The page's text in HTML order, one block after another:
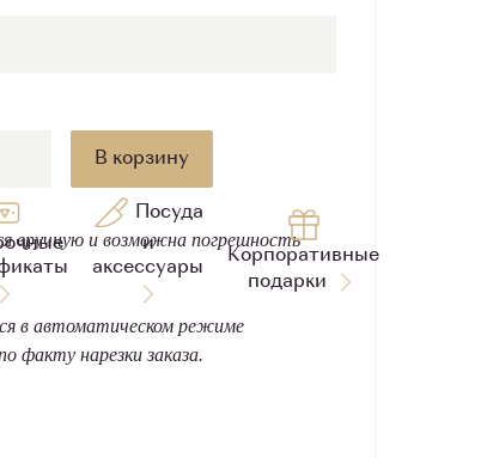
Посуда
и
аксессуары
Корпоративные
подарки
В корзину
вручную и возможна погрешность
в автоматическом режиме
факту нарезки заказа.